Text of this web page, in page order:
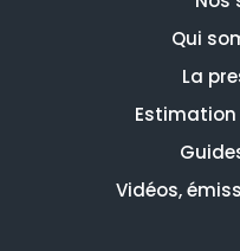
Qui
La
Vidéos,